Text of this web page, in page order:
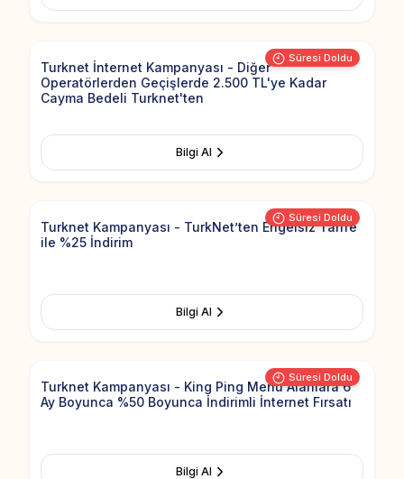
Süresi Doldu
Add to
Turknet İnternet Kampanyası - Diğer
Operatörlerden Geçişlerde 2.500 TL'ye Kadar
Cayma Bedeli Turknet'ten
Bilgi Al
Süresi Doldu
Add to
Turknet Kampanyası - TurkNet’ten Engelsiz Tarife
ile %25 İndirim
Bilgi Al
Süresi Doldu
Add to
Turknet Kampanyası - King Ping Menü Alanlara 6
Ay Boyunca %50 Boyunca İndirimli İnternet Fırsatı
Bilgi Al